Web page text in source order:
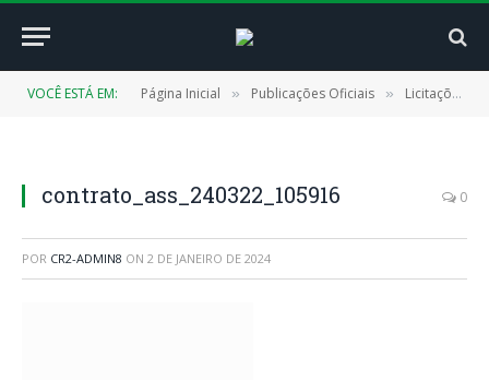
VOCÊ ESTÁ EM: Página Inicial » Publicações Oficiais » Licitações
contrato_ass_240322_105916 0
POR CR2-ADMIN8 ON 2 DE JANEIRO DE 2024